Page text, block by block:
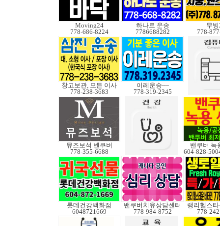
Moving24
778-686-8224
하나로 운송
7786688282
무
778-
창고보관, 모든 이사
778-238-3683
이레운송~~
778-319-2345
뮤즈보석 벤쿠버
778-355-6688
밴쿠버 녹
롯데건강백화점
6048721669
밴쿠버치유상담센터
778-984-8752
랭리헬스
778-